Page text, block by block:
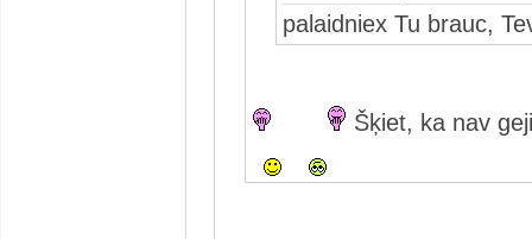
palaidniex Tu brauc,
Šķiet, ka nav